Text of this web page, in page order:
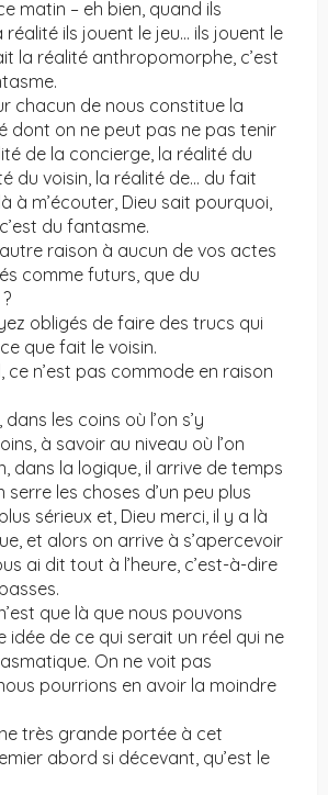
matin – eh bien, quand ils
ils jouent le jeu… ils jouent le
la réalité anthropomorphe, c’est
chacun de nous constitue la
dont on ne peut pas ne pas tenir
de la concierge, la réalité du
du voisin, la réalité de… du fait
à m’écouter, Dieu sait pourquoi,
du fantasme.
autre raison à aucun de vos actes
comme futurs, que du
obligés de faire des trucs qui
que fait le voisin.
ce n’est pas commode en raison
les coins où l’on s’y
à savoir au niveau où l’on
dans la logique, il arrive de temps
serre les choses d’un peu plus
sérieux et, Dieu merci, il y a là
et alors on arrive à s’apercevoir
ai dit tout à l’heure, c’est-à-dire
que là que nous pouvons
idée de ce qui serait un réel qui ne
On ne voit pas
pourrions en avoir la moindre
très grande portée à cet
abord si décevant, qu’est le